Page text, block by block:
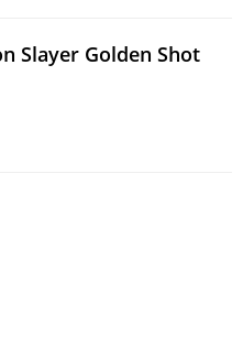
Slayer Golden Shot